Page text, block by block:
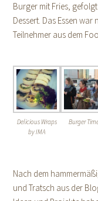
Burger mit Fries,
Dessert. Das Essen
Teilnehmer aus dem
Delicious Wraps
by IMA
Burger
Nach dem
und Tratsch aus der